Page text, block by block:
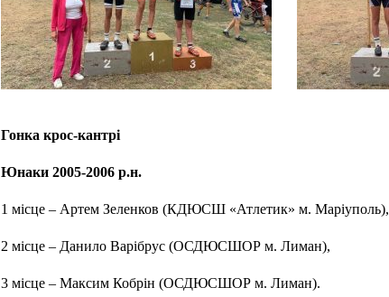
Гонка крос-кантрі
Юнаки 2005-2006 р.н.
1 місце – Артем Зеленков (КДЮСШ «Атлетик» м. Маріуполь),
2 місце – Данило Варібрус (ОСДЮСШОР м. Лиман),
3 місце – Максим Кобрін (ОСДЮСШОР м. Лиман).